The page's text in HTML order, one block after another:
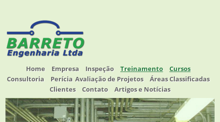
Home Empresa Inspeção Treinamento
Cursos
Consultoria
Perícia Avaliação de Projetos
Áreas Classificadas
Clientes
Contato Artigos e Notícias